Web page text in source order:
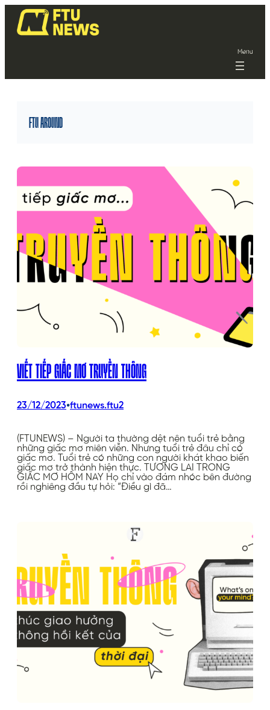
Menu
FTU AROUND
VIẾT TIẾP GIẤC MƠ TRUYỀN THÔNG
23/12/2023•ftunews.ftu2
(FTUNEWS) – Người ta thường dệt nên tuổi trẻ bằng
những giấc mơ miên viễn. Nhưng tuổi trẻ đâu chỉ có
giấc mơ. Tuổi trẻ có những con người khát khao biến
giấc mơ trở thành hiện thực. TƯƠNG LAI TRONG
GIẤC MƠ HÔM NAY Họ chỉ vào đám nhóc bên đường
rồi nghiêng đầu tự hỏi: “Điều gì đã…